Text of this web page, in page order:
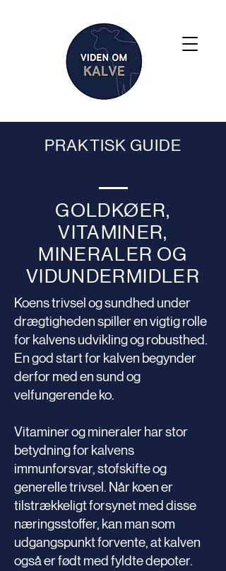
PRAKTISK GUIDE
GOLDKØER,
VITAMINER,
MINERALER OG
VIDUNDERMIDLER
Koens trivsel og sundhed under
drægtigheden spiller en vigtig rolle
for kalvens udvikling og robusthed.
En god start for kalven begynder
derfor med en sund og
velfungerende ko.
Vitaminer og mineraler har stor
betydning for kalvens
immunforsvar, stofskifte og
generelle trivsel. Når koen er
tilstrækkeligt forsynet med disse
næringsstoffer, kan man som
udgangspunkt forvente, at kalven
også er født med fyldte depoter.